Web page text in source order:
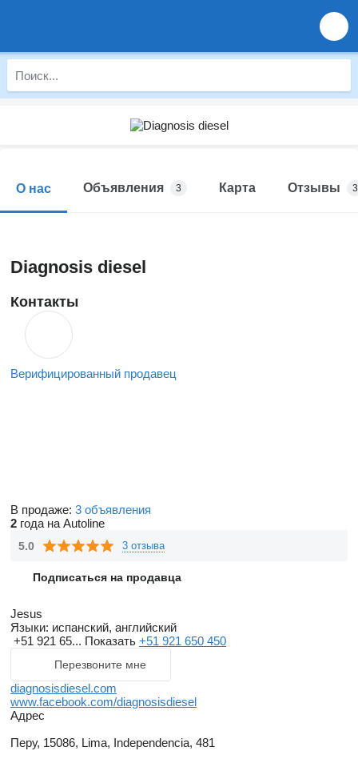
О нас Объявления 3 Карта Отзывы 3
Diagnosis diesel
Контакты
Верифицированный продавец
В продаже: 3 объявления
2 года на Autoline
5.0 3 отзыва
Подписаться на продавца
Jesus
Языки: испанский, английский
+51 921 65... Показать +51 921 650 450
Перезвоните мне
diagnosisdiesel.com
www.facebook.com/diagnosisdiesel
Адрес
Перу, 15086, Lima, Independencia, 481